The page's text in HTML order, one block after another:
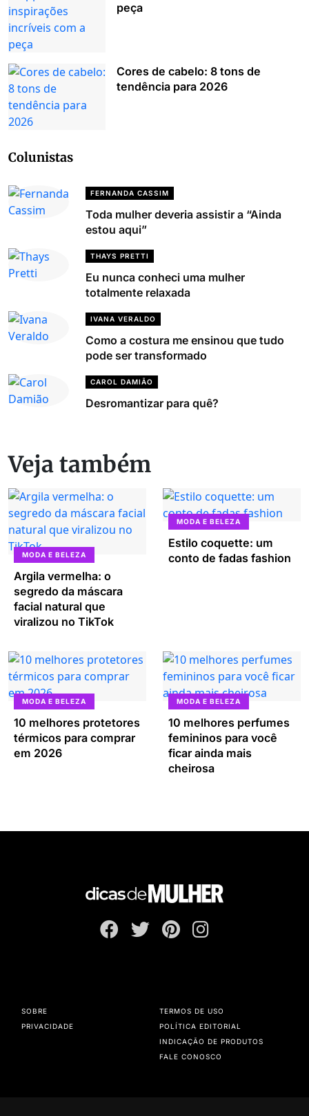
peça
Cores de cabelo: 8 tons de
tendência para 2026
Colunistas
FERNANDA CASSIM
Toda mulher deveria assistir a “Ainda
estou aqui”
THAYS PRETTI
Eu nunca conheci uma mulher
totalmente relaxada
IVANA VERALDO
Como a costura me ensinou que tudo
pode ser transformado
CAROL DAMIÃO
Desromantizar para quê?
Veja também
MODA E BELEZA
Argila vermelha: o
segredo da máscara
facial natural que
viralizou no TikTok
MODA E BELEZA
Estilo coquette: um
conto de fadas fashion
MODA E BELEZA
10 melhores protetores
térmicos para comprar
em 2026
MODA E BELEZA
10 melhores perfumes
femininos para você
ficar ainda mais
cheirosa
SOBRE
PRIVACIDADE
TERMOS DE USO
POLÍTICA EDITORIAL
INDICAÇÃO DE PRODUTOS
FALE CONOSCO